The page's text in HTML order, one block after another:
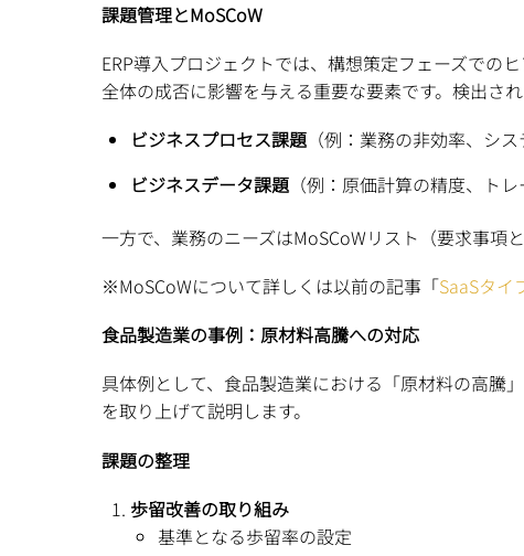
課題管理とMoSCoW
ERP導入プロジェクトでは、構想策定フェーズでの
全体の成否に影響を与える重要な要素です。検出さ
ビジネスプロセス課題（例：業務の非効率、シス
ビジネスデータ課題（例：原価計算の精度、トレ
一方で、業務のニーズはMoSCoWリスト（要求事項
※MoSCoWについて詳しくは以前の記事「SaaSタイ
食品製造業の事例：原材料高騰への対応
具体例として、食品製造業における「原材料の高騰
を取り上げて説明します。
課題の整理
歩留改善の取り組み
基準となる歩留率の設定